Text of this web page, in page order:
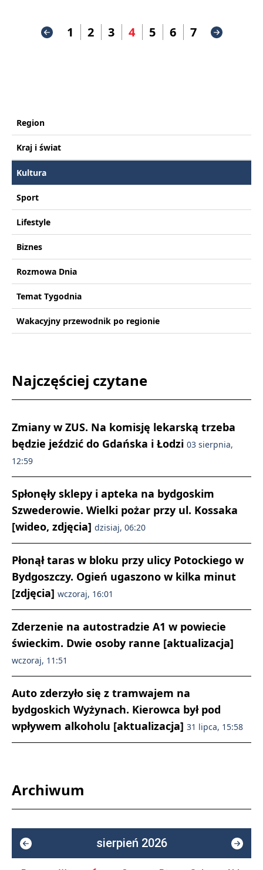
1 2 3 4 5 6 7
Region
Kraj i świat
Kultura
Sport
Lifestyle
Biznes
Rozmowa Dnia
Temat Tygodnia
Wakacyjny przewodnik po regionie
Najczęściej czytane
Zmiany w ZUS. Na komisję lekarską trzeba
będzie jeździć do Gdańska i Łodzi 03 sierpnia,
12:59
Spłonęły sklepy i apteka na bydgoskim
Szwederowie. Wielki pożar przy ul. Kossaka
[wideo, zdjęcia] dzisiaj, 06:20
Płonął taras w bloku przy ulicy Potockiego w
Bydgoszczy. Ogień ugaszono w kilka minut
[zdjęcia] wczoraj, 16:01
Zderzenie na autostradzie A1 w powiecie
świeckim. Dwie osoby ranne [aktualizacja]
wczoraj, 11:51
Auto zderzyło się z tramwajem na
bydgoskich Wyżynach. Kierowca był pod
wpływem alkoholu [aktualizacja] 31 lipca, 15:58
Archiwum
sierpień 2026